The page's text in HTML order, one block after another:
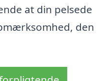
at din pelsede
den